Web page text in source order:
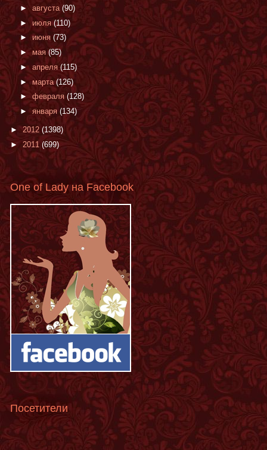
► августа (90)
► июля(110)
► июня (73)
► мая (85)
► апреля (115)
► марта(126)
► февраля (128)
► января(134)
►2012 (1398)
► 2011 (699)
One of Lady на Facebook
Посетители